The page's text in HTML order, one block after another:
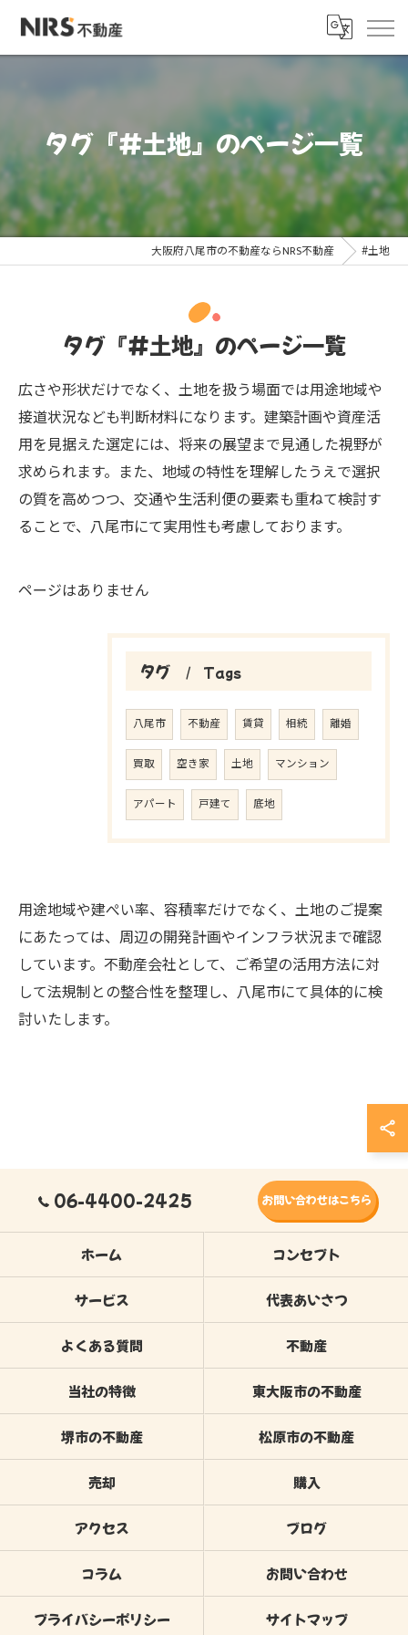
タグ『#土地』のページ一覧
大阪府八尾市の不動産ならNRS不動産 #土地
タグ『#土地』のページ一覧
広さや形状だけでなく、土地を扱う場面では用途地域や
接道状況なども判断材料になります。建築計画や資産活
用を見据えた選定には、将来の展望まで見通した視野が
求められます。また、地域の特性を理解したうえで選択
の質を高めつつ、交通や生活利便の要素も重ねて検討す
ることで、八尾市にて実用性も考慮しております。
ページはありません
タグ Tags
八尾市 不動産 賃貸 相続 離婚
買取 空き家 土地 マンション
アパート 戸建て 底地
用途地域や建ぺい率、容積率だけでなく、土地のご提案
にあたっては、周辺の開発計画やインフラ状況まで確認
しています。不動産会社として、ご希望の活用方法に対
して法規制との整合性を整理し、八尾市にて具体的に検
討いたします。
06-4400-2425 お問い合わせはこちら
ホーム コンセプト
サービス 代表あいさつ
よくある質問 不動産
当社の特徴 東大阪市の不動産
堺市の不動産 松原市の不動産
売却 購入
アクセス ブログ
コラム お問い合わせ
プライバシーポリシー サイトマップ